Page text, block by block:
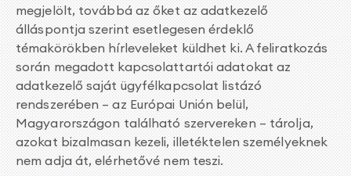
megjelölt, továbbá az őket az adatkezelő
álláspontja szerint esetlegesen érdeklő
témakörökben hírleveleket küldhet ki. A feliratkozás
során megadott kapcsolattartói adatokat az
adatkezelő saját ügyfélkapcsolat listázó
rendszerében – az Európai Unión belül,
Magyarországon található szervereken – tárolja,
azokat bizalmasan kezeli, illetéktelen személyeknek
nem adja át, elérhetővé nem teszi.